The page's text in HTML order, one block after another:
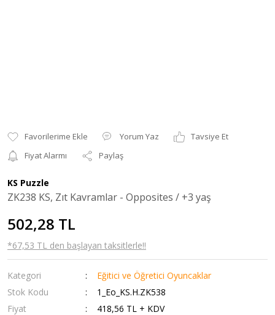
Yorum Yaz
Tavsiye Et
Fiyat Alarmı
Paylaş
KS Puzzle
ZK238 KS, Zıt Kavramlar - Opposites / +3 yaş
502,28 TL
*67,53 TL den başlayan taksitlerle!!
Kategori
Eğitici ve Öğretici Oyuncaklar
Stok Kodu
1_Eo_KS.H.ZK538
Fiyat
418,56 TL + KDV